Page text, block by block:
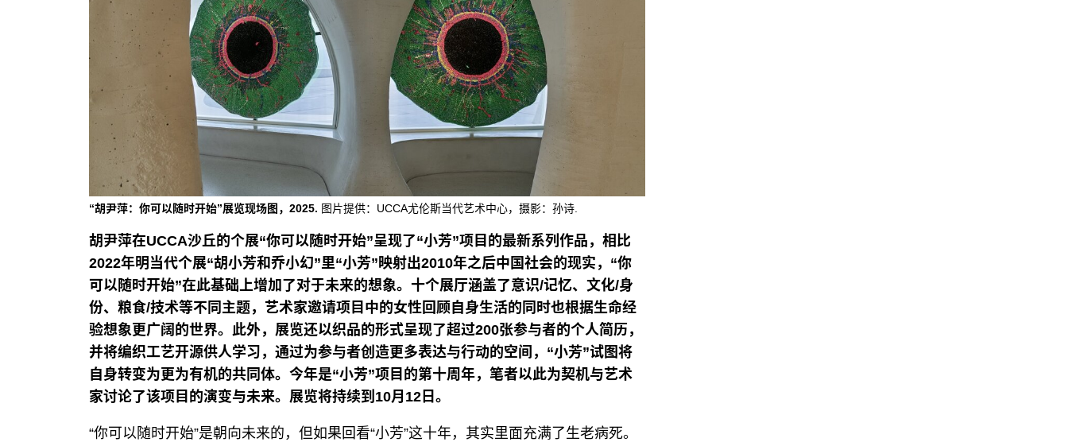
“胡尹萍：你可以随时开始”展览现场图，2025. 图片提供：UCCA尤伦斯当代艺术中心，摄影：孙诗.
胡尹萍在UCCA沙丘的个展“你可以随时开始”呈现了“小芳”项目的最新系列作品，相比
2022年明当代个展“胡小芳和乔小幻”里“小芳”映射出2010年之后中国社会的现实，“你
可以随时开始”在此基础上增加了对于未来的想象。十个展厅涵盖了意识/记忆、文化/身
份、粮食/技术等不同主题，艺术家邀请项目中的女性回顾自身生活的同时也根据生命经
验想象更广阔的世界。此外，展览还以织品的形式呈现了超过200张参与者的个人简历，
并将编织工艺开源供人学习，通过为参与者创造更多表达与行动的空间，“小芳”试图将
自身转变为更为有机的共同体。今年是“小芳”项目的第十周年，笔者以此为契机与艺术
家讨论了该项目的演变与未来。展览将持续到10月12日。
“你可以随时开始”是朝向未来的，但如果回看“小芳”这十年，其实里面充满了生老病死。